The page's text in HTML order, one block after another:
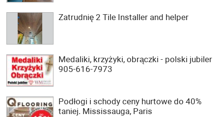
Zatrudnię 2 Tile Installer and helper
Medaliki, krzyżyki, obrączki - polski jubiler
905-616-7973
Podłogi i schody ceny hurtowe do 40%
taniej. Mississauga, Paris